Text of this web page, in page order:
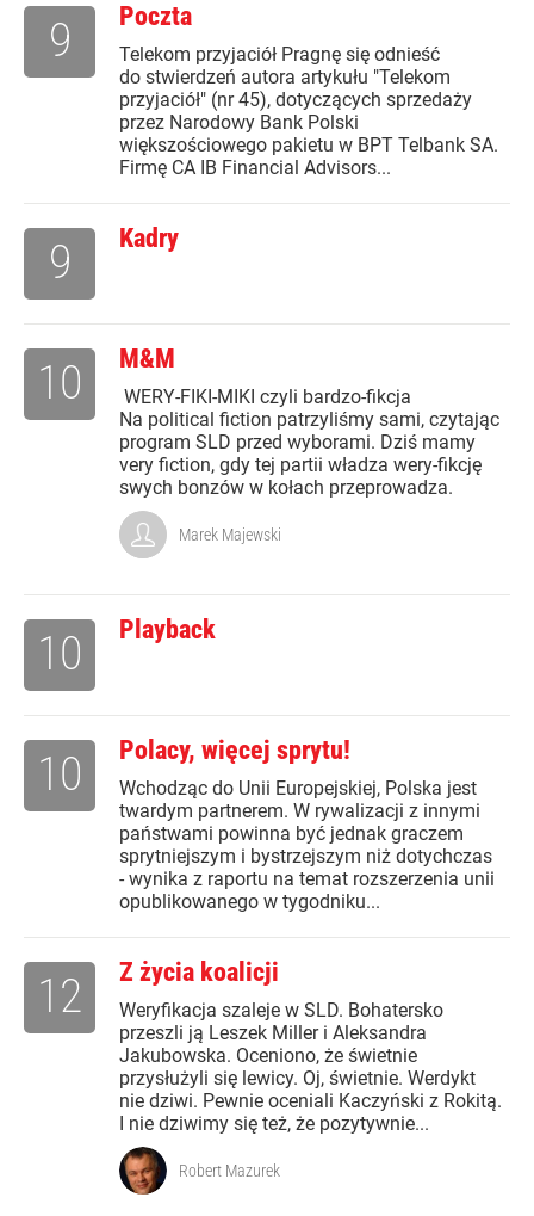
Poczta
Telekom przyjaciół Pragnę się odnieść
do stwierdzeń autora artykułu "Telekom
przyjaciół" (nr 45), dotyczących sprzedaży
przez Narodowy Bank Polski
większościowego pakietu w BPT Telbank SA.
Firmę CA IB Financial Advisors...
9
Kadry
9
M&M
WERY-FIKI-MIKI czyli bardzo-fikcja
Na political fiction patrzyliśmy sami, czytając
program SLD przed wyborami. Dziś mamy
very fiction, gdy tej partii władza wery-fikcję
swych bonzów w kołach przeprowadza.
10
Marek Majewski
Playback
10
Polacy, więcej sprytu!
Wchodząc do Unii Europejskiej, Polska jest
twardym partnerem. W rywalizacji z innymi
państwami powinna być jednak graczem
sprytniejszym i bystrzejszym niż dotychczas
- wynika z raportu na temat rozszerzenia unii
opublikowanego w tygodniku...
10
Z życia koalicji
Weryfikacja szaleje w SLD. Bohatersko
przeszli ją Leszek Miller i Aleksandra
Jakubowska. Oceniono, że świetnie
przysłużyli się lewicy. Oj, świetnie. Werdykt
nie dziwi. Pewnie oceniali Kaczyński z Rokitą.
I nie dziwimy się też, że pozytywnie...
12
Robert Mazurek